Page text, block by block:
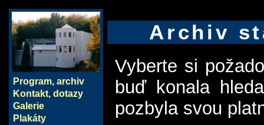
Program, archiv
Kontakt, dotazy
Galerie
Plakáty
Archiv
Vyberte si
buď konala
pozbyla svou